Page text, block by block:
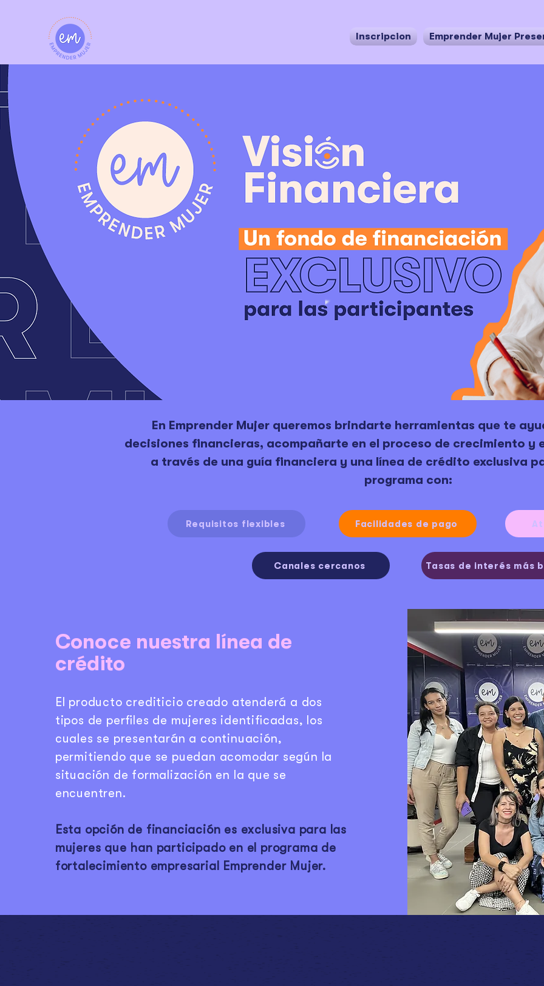
Inscripción Emprender Mujer
En Emprender Mujer queremos brindarte herramientas que te
decisiones financieras, acompañarte en el proceso de crecimiento y
a través de una guía financiera y una línea de crédito exclusiva
programa con:
Requisitos flexibles Facilidades de pago
Canales cercanos Tasas de interés más
Conoce nuestra línea de
crédito
El producto crediticio creado atenderá a dos
tipos de perﬁles de mujeres identiﬁcadas, los
cuales se presentarán a continuación,
permitiendo que se puedan acomodar según la
situación de formalización en la que se
encuentren.
Esta opción de financiación es exclusiva para las
mujeres que han participado en el programa de
fortalecimiento empresarial Emprender Mujer.